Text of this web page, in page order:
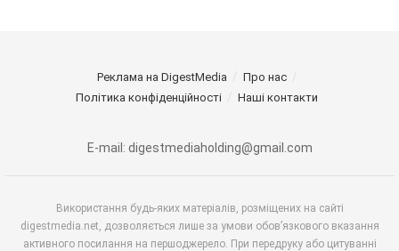
Реклама на DigestMedia
Про нас
Політика конфіденційності
Наші контакти
E-mail: digestmediaholding@gmail.com
Використання будь-яких матеріалів, розміщених на сайті
digestmedia.net, дозволяється лише за умови обов’язкового вказання
активного посилання на першоджерело. При передруку або цитуванні